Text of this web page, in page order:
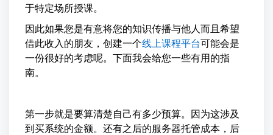
于特定场所授课。
因此如果您是有意将您的知识传播与他人而且希望
借此收入的朋友，创建一个线上课程平台可能会是
一份很好的考虑呢。下面我会给您一些有用的指
南。
第一步就是要算清楚自己有多少预算。因为这涉及
到买系统的金额。还有之后的服务器托管成本，后